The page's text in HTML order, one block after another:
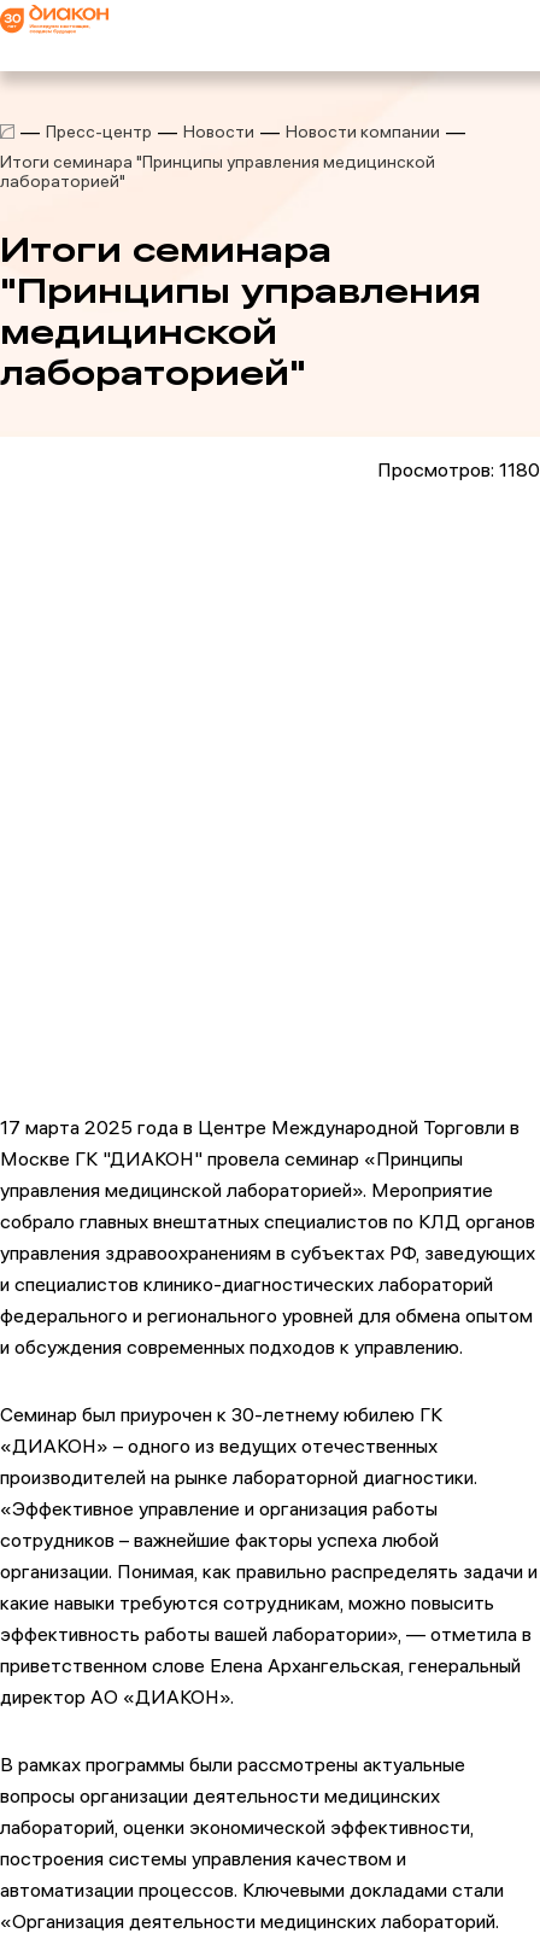
Пресс-центр Новости
Новости компании
Итоги семинара "Принципы управления медицинской
лабораторией"
Итоги семинара
"Принципы управления
медицинской
лабораторией"
Просмотров: 1180
17 марта 2025 года в Центре Международной Торговли в
Москве ГК "ДИАКОН" провела семинар «Принципы
управления медицинской лабораторией». Мероприятие
собрало главных внештатных специалистов по КЛД органов
управления здравоохранениям в субъектах РФ, заведующих
и специалистов клинико-диагностических лабораторий
федерального и регионального уровней для обмена опытом
и обсуждения современных подходов к управлению.
Семинар был приурочен к 30-летнему юбилею ГК
«ДИАКОН» – одного из ведущих отечественных
производителей на рынке лабораторной диагностики.
«Эффективное управление и организация работы
сотрудников – важнейшие факторы успеха любой
организации. Понимая, как правильно распределять задачи и
какие навыки требуются сотрудникам, можно повысить
эффективность работы вашей лаборатории», — отметила в
приветственном слове Елена Архангельская, генеральный
директор АО «ДИАКОН».
В рамках программы были рассмотрены актуальные
вопросы организации деятельности медицинских
лабораторий, оценки экономической эффективности,
построения системы управления качеством и
автоматизации процессов. Ключевыми докладами стали
«Организация деятельности медицинских лабораторий.